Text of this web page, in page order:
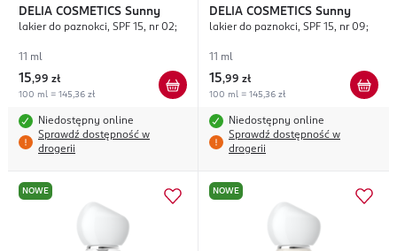
DELIA COSMETICS Sunny
lakier do paznokci, SPF 15, nr 02;
11 ml
15,99 zł
100 ml = 145,36 zł
Niedostępny online
Sprawdź dostępność w
drogerii
DELIA COSMETICS Sunny
lakier do paznokci, SPF 15, nr 09;
11 ml
15,99 zł
100 ml = 145,36 zł
Niedostępny online
Sprawdź dostępność w
drogerii
NOWE NOWE